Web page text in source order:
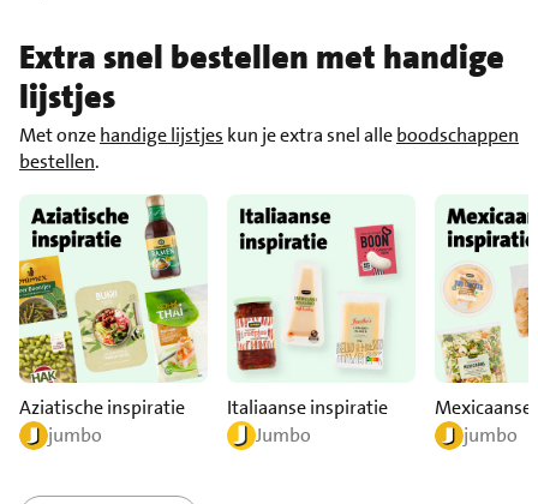
Extra snel bestellen met handige
lijstjes
Met onzehandige lijstjes kun je extra snel alleboodschappen
bestellen.
Aziatische inspiratie
jumbo
Italiaanse inspiratie
Jumbo
jumbo